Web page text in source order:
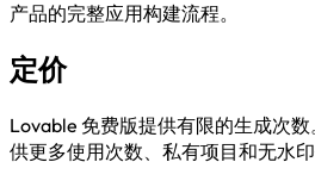
产品的完整应用构建流程。
定价
Lovable 免费版提供有限的生成次
供更多使用次数、私有项目和无水印